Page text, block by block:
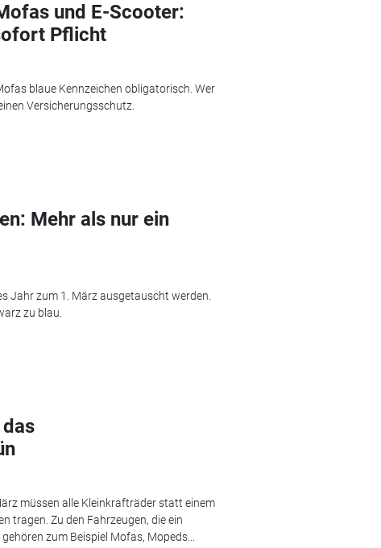
und E-Scooter:
Pflicht
blaue Kennzeichen obligatorisch. Wer
Versicherungsschutz.
Mehr als nur ein
Jahr zum 1. März ausgetauscht werden.
zu blau.
müssen alle Kleinkrafträder statt einem
tragen. Zu den Fahrzeugen, die ein
zum Beispiel Mofas, Mopeds...